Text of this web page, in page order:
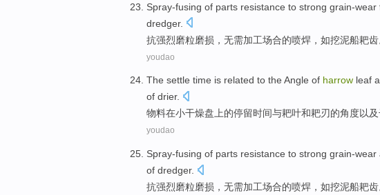
Spray-fusing of parts resistance to strong grain-wear
dredger.
抗强烈磨粒磨损， 无需加工场合的喷焊， 如挖泥船耙齿
youdao
The settle time is related to the Angle of harrow leaf
of drier.
物料在小干燥盘上的停留时间与耙叶和耙刃 的角度以及
youdao
Spray-fusing of parts resistance to strong grain-wear
of dredger.
抗强烈磨粒磨损，无需加工场合的喷焊， 如挖泥船耙齿